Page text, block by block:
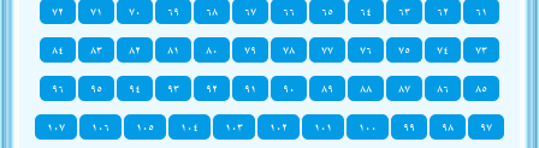
٦١
٦٢ ٦٣ ٦٤ ٦٥ ٦٦ ٦٧ ٦٨ ٦٩ ٧٠ ٧١
٧٢
٧٣
٧٤ ٧٥ ٧٦ ٧٧ ٧٨ ٧٩ ٨٠ ٨١ ٨٢ ٨٣
٨٤
٨٥
٨٦ ٨٧ ٨٨ ٨٩ ٩٠ ٩١ ٩٢ ٩٣ ٩٤ ٩٥
٩٦
٩٧
٩٨ ٩٩ ١٠٠ ١٠١ ١٠٢ ١٠٣ ١٠٤ ١٠٥ ١٠٦
١٠٧